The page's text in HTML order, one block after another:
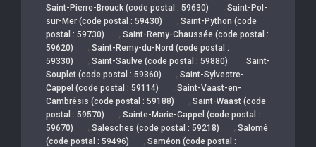
Saint-Pierre-Brouck (code postal : 59630) , Saint-Pol-
sur-Mer (code postal : 59430)
, Saint-Python (code
postal : 59730)
, Saint-Remy-Chaussée (code postal :
59620)
, Saint-Remy-du-Nord (code postal :
59330)
, Saint-Saulve (code postal : 59880) , Saint-
Souplet (code postal : 59360)
, Saint-Sylvestre-
Cappel (code postal : 59114)
, Saint-Vaast-en-
Cambrésis (code postal : 59188)
, Saint-Waast (code
postal : 59570)
, Sainte-Marie-Cappel (code postal :
59670)
, Salesches (code postal : 59218) , Salomé
(code postal : 59496)
, Saméon (code postal :